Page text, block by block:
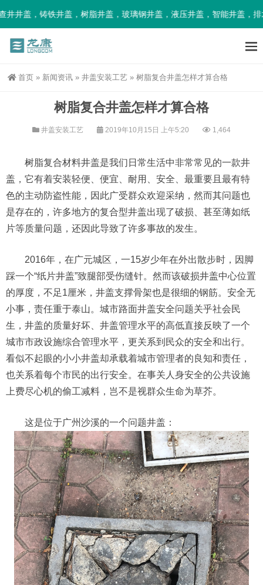
盖，铸铁井盖，树脂井盖，玻璃钢井盖，液压井盖，智能井盖，排水
首页 » 新闻资讯 » 井盖安装工艺 » 树脂复合井盖怎样才算合格
树脂复合井盖怎样才算合格
井盖安装工艺 2019年10月15日 上午5:20 1,464
树脂复合材料井盖是我们日常生活中非常常见的一款井
盖，它有着安装轻便、便宜、耐用、安全、最重要且最有特
色的主动防盗性能，因此广受群众欢迎采纳，然而其问题也
是存在的，许多地方的复合型井盖出现了破损、甚至薄如纸
片等质量问题，还因此导致了许多事故的发生。
2016年，在广元城区，一15岁少年在外出散步时，因脚
踩一个“纸片井盖”致腿部受伤缝针。然而该破损井盖中心位置
的厚度，不足1厘米，井盖支撑骨架也是很细的钢筋。安全无
小事，责任重于泰山。城市路面井盖安全问题关乎社会民
生，井盖的质量好坏、井盖管理水平的高低直接反映了一个
城市市政设施综合管理水平，更关系到民众的安全和出行。
看似不起眼的小小井盖却承载着城市管理者的良知和责任，
也关系着每个市民的出行安全。在事关人身安全的公共设施
上费尽心机的偷工减料，岂不是视群众生命为草芥。
这是位于广州沙溪的一个问题井盖：